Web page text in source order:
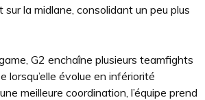
la midlane, consolidant un peu plus
G2 enchaîne plusieurs teamfights
lorsqu’elle évolue en infériorité
meilleure coordination, l’équipe prend